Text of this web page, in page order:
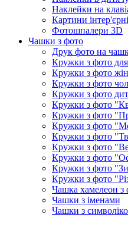
Наклейки на
Картини інтер'єрні
Фотошпалери 3D
Чашки з фото
Друк фото на
Кружки з фото
Кружки з фото
Кружки з фото
Кружки з фото
Кружки з фото
Кружки з фото
Кружки з фото
Кружки з фото
Кружки з фото
Кружки з фото
Кружки з фото
Кружки з фото
Чашка хамелеон з
Чашки з іменами
Чашки з